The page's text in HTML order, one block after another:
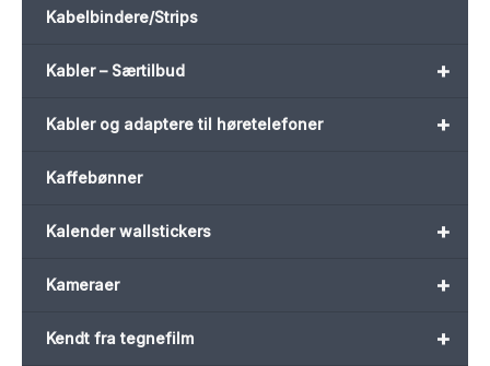
Kabelbindere/Strips
+
Kabler – Særtilbud
+
Kabler og adaptere til høretelefoner
Kaffebønner
+
Kalender wallstickers
+
Kameraer
+
Kendt fra tegnefilm